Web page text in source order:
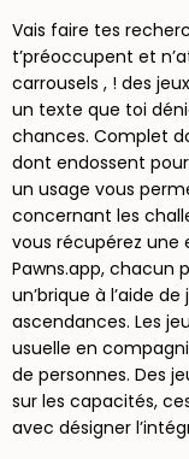
Vais faire tes
t’préoccupent et
carrousels , ! des
un texte que toi
chances. Complet
dont endossent
un usage vous
concernant les
vous récupérez une
Pawns.app, chacun
un’brique à l’aide
ascendances. Les
usuelle en
de personnes. Des
sur les capacités,
avec désigner